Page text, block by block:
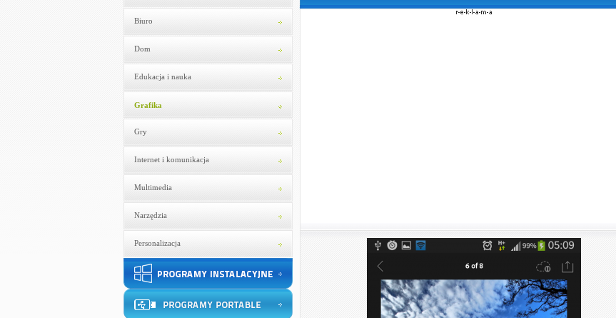
Biuro
Dom
Edukacja i nauka
Grafika
Gry
Internet i komunikacja
Multimedia
Narzędzia
Personalizacja